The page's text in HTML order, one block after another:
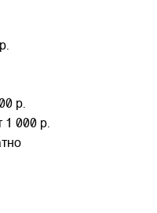
р.
1 000 р.